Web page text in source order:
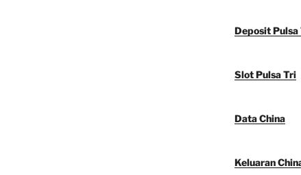
Deposit Pulsa
Slot Pulsa Tri
Data China
Keluaran